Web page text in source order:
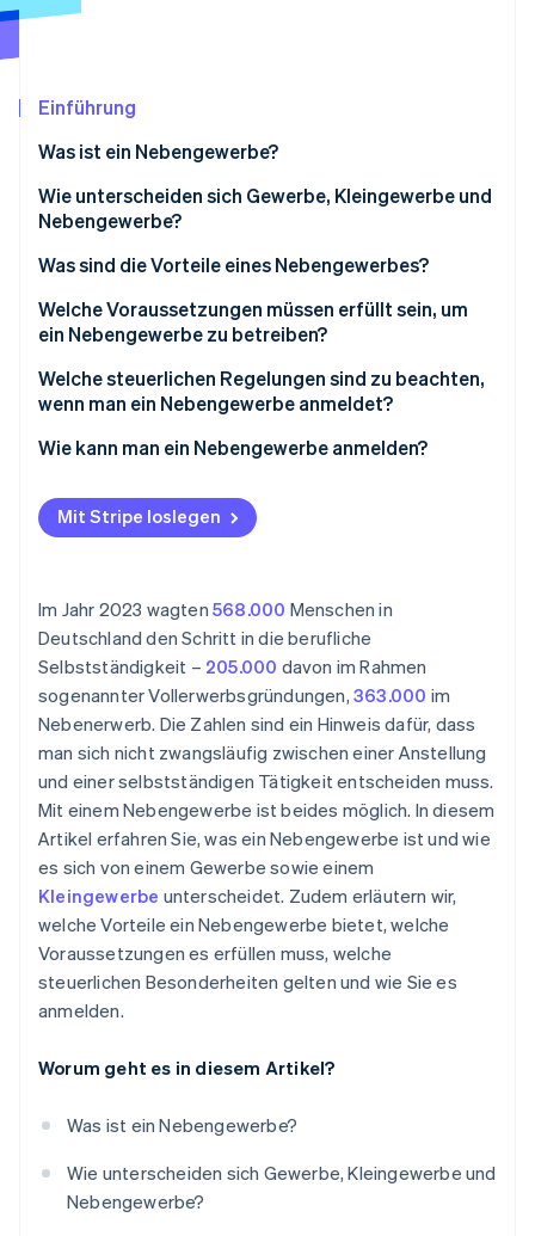
Climate
CO₂-Entnahme
Stripe-Sessions 2026
Jetzt ansehen
Einführung
Was ist ein Nebengewerbe?
Wie unterscheiden sich Gewerbe, Kleingewerbe und
Nebengewerbe?
Was sind die Vorteile eines Nebengewerbes?
Welche Voraussetzungen müssen erfüllt sein, um
ein Nebengewerbe zu betreiben?
Welche steuerlichen Regelungen sind zu beachten,
wenn man ein Nebengewerbe anmeldet?
Wie kann man ein Nebengewerbe anmelden?
Mit Stripe loslegen
Im Jahr 2023 wagten 568.000 Menschen in
Deutschland den Schritt in die berufliche
Selbstständigkeit – 205.000 davon im Rahmen
sogenannter Vollerwerbsgründungen, 363.000 im
Nebenerwerb. Die Zahlen sind ein Hinweis dafür, dass
man sich nicht zwangsläufig zwischen einer Anstellung
und einer selbstständigen Tätigkeit entscheiden muss.
Mit einem Nebengewerbe ist beides möglich. In diesem
Artikel erfahren Sie, was ein Nebengewerbe ist und wie
es sich von einem Gewerbe sowie einem
Kleingewerbe unterscheidet. Zudem erläutern wir,
welche Vorteile ein Nebengewerbe bietet, welche
Voraussetzungen es erfüllen muss, welche
steuerlichen Besonderheiten gelten und wie Sie es
anmelden.
Worum geht es in diesem Artikel?
Was ist ein Nebengewerbe?
Wie unterscheiden sich Gewerbe, Kleingewerbe und
Nebengewerbe?